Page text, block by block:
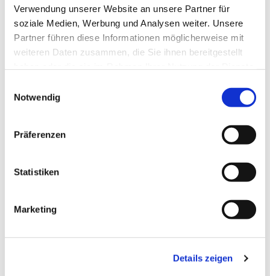
Verwendung unserer Website an unsere Partner für
soziale Medien, Werbung und Analysen weiter. Unsere
Partner führen diese Informationen möglicherweise mit
weiteren Daten zusammen, die Sie ihnen bereitgestellt
Notwendig
Präferenzen
Statistiken
Marketing
Details zeigen
Dies könnte Sie auch
interessieren